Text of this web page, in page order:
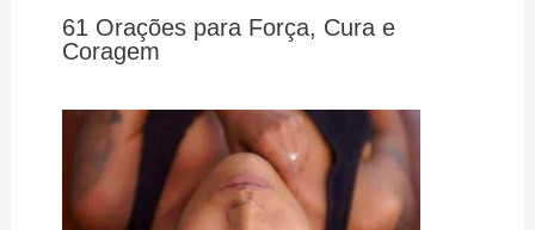
61 Orações para Força, Cura e
Coragem